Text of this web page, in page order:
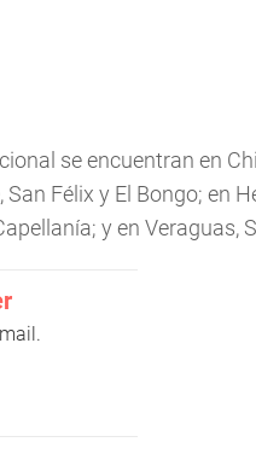
se encuentran en
Félix y El Bongo; en
y en Veraguas,